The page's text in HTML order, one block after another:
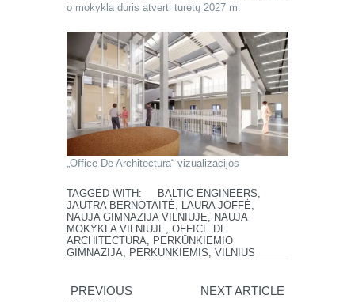
o mokykla duris atverti turėtų 2027 m.
„Office De Architectura“ vizualizacijos
TAGGED WITH: BALTIC ENGINEERS,
JAUTRA BERNOTAITĖ, LAURA JOFFĖ,
NAUJA GIMNAZIJA VILNIUJE, NAUJA
MOKYKLA VILNIUJE, OFFICE DE
ARCHITECTURA, PERKŪNKIEMIO
GIMNAZIJA, PERKŪNKIEMIS, VILNIUS
PREVIOUS
NEXT ARTICLE